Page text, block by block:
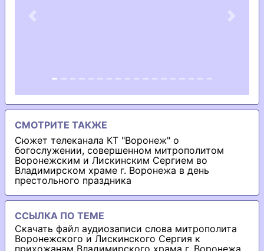
Previous Next
СМОТРИТЕ ТАКЖЕ
Сюжет телеканала КТ "Воронеж" о
богослужении, совершенном митрополитом
Воронежским и Лискинским Сергием во
Владимирском храме г. Воронежа в день
престольного праздника
ССЫЛКА ПО ТЕМЕ
Скачать файл аудиозаписи слова митрополита
Воронежского и Лискинского Сергия к
прихожанам Владимирского храма г. Воронежа